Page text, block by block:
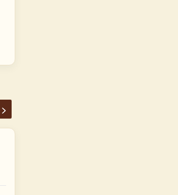
>